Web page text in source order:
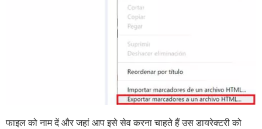
फाइल को नाम दें और जहां आप इसे सेव करना चाहते हैं उस डायरेक्टरी को